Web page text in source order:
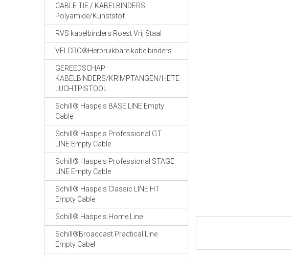
CABLE TIE / KABELBINDERS
Polyamide/Kunststof
RVS kabelbinders Roest Vrij Staal
VELCRO®Herbruikbare kabelbinders
GEREEDSCHAP
KABELBINDERS/KRIMPTANGEN/HETE
LUCHTPISTOOL
Schill® Haspels BASE LINE Empty
Cable
Schill® Haspels Professional GT
LINE Empty Cable
Schill® Haspels Professional STAGE
LINE Empty Cable
Schill® Haspels Classic LINE HT
Empty Cable
Schill® Haspels Home Line
Schill®Broadcast Practical Line
Empty Cabel